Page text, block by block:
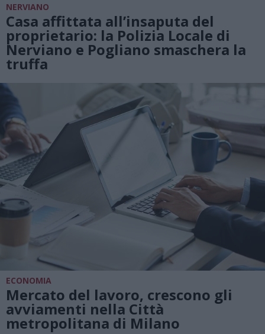
NERVIANO
Casa affittata all’insaputa del
proprietario: la Polizia Locale di
Nerviano e Pogliano smaschera la
truffa
ECONOMIA
Mercato del lavoro, crescono gli
avviamenti nella Città
metropolitana di Milano